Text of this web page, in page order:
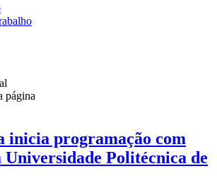
página
inicia programação com
Politécnica de